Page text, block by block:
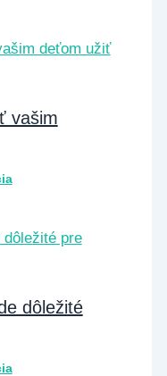
vašim
dôležité